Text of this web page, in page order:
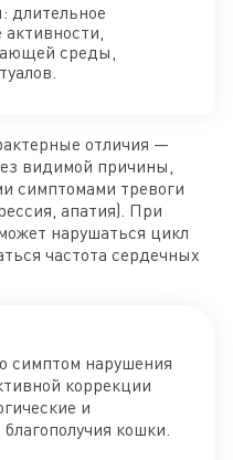
длительное
активности,
среды,
отличия —
видимой причины,
симптомами тревоги
апатия). При
нарушаться цикл
частота сердечных
симптом нарушения
коррекции
и
кошки.